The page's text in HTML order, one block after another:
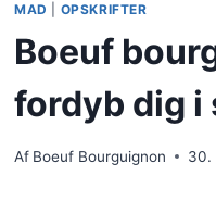
MAD OPSKRIFTER
Boeuf
fordyb dig i
Af Boeuf Bourguignon 30.